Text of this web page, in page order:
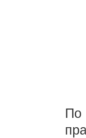
По